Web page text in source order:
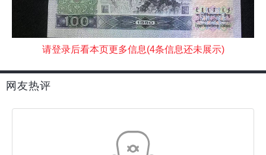
请登录后看本页更多信息(4条信息还未展示)
网友热评